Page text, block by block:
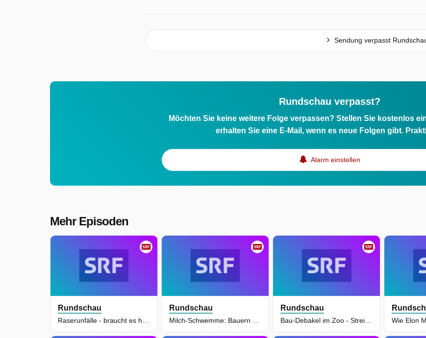
Sendung verpasst
Rundschau verpasst?
Möchten Sie keine weitere Folge verpassen? Stellen Sie kostenlos
erhalten Sie eine E-Mail, wenn es neue Folgen gibt.
Alarm einstellen
Mehr Episoden
Rundschau Rundschau Rundschau